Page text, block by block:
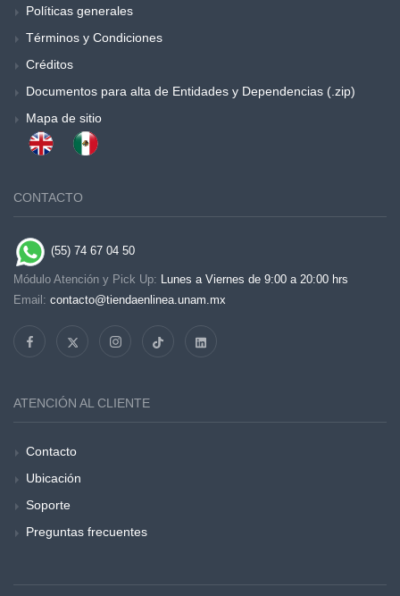
Políticas generales
Términos y Condiciones
Créditos
Documentos para alta de Entidades y Dependencias (.zip)
Mapa de sitio
CONTACTO
(55) 74 67 04 50
Módulo Atención y Pick Up: Lunes a Viernes de 9:00 a 20:00 hrs
Email: contacto@tiendaenlinea.unam.mx
ATENCIÓN AL CLIENTE
Contacto
Ubicación
Soporte
Preguntas frecuentes